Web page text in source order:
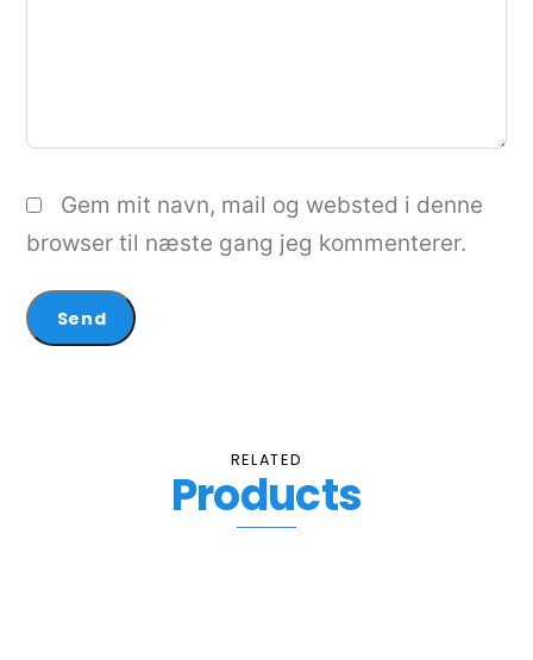
Gem mit navn, mail og websted i denne
browser til næste gang jeg kommenterer.
RELATED
Products